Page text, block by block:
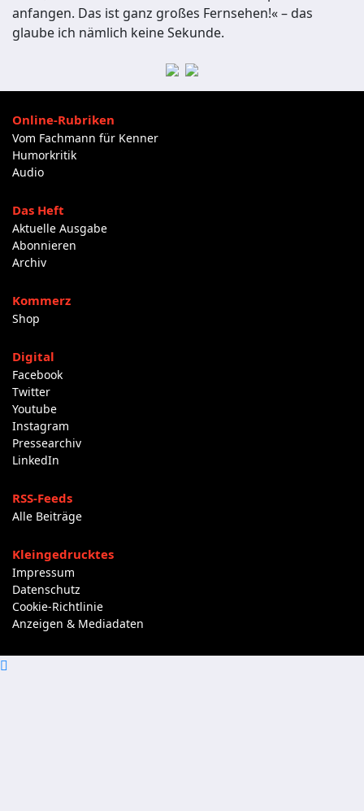
anfangen. Das ist ganz großes Fernsehen!« – das
glaube ich nämlich keine Sekunde.
Online-Rubriken
Vom Fachmann für Kenner
Humorkritik
Audio
Das Heft
Aktuelle Ausgabe
Abonnieren
Archiv
Kommerz
Shop
Digital
Facebook
Twitter
Youtube
Instagram
Pressearchiv
LinkedIn
RSS-Feeds
Alle Beiträge
Kleingedrucktes
Impressum
Datenschutz
Cookie-Richtlinie
Anzeigen & Mediadaten